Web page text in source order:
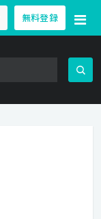
無料登録